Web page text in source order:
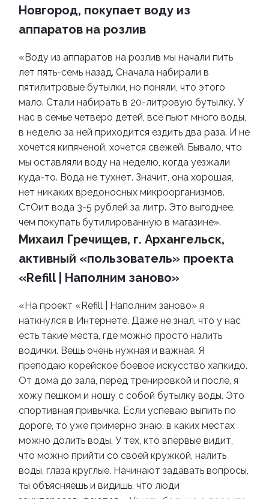
Новгород, покупает воду из
аппаратов на розлив
«Воду из аппаратов на розлив мы начали пить
лет пять-семь назад. Сначала набирали в
пятилитровые бутылки, но поняли, что этого
мало. Стали набирать в 20-литровую бутылку. У
нас в семье четверо детей, все пьют много воды,
в неделю за ней приходится ездить два раза. И не
хочется кипяченой, хочется свежей. Бывало, что
мы оставляли воду на неделю, когда уезжали
куда-то. Вода не тухнет. Значит, она хорошая,
нет никаких вредоносных микроорганизмов.
СтОит вода 3-5 рублей за литр. Это выгоднее,
чем покупать бутилированную в магазине».
Михаил Гречищев, г. Архангельск,
активный «пользователь» проекта
«Refill | Наполним заново»
«На проект «Refill | Наполним заново» я
наткнулся в Интернете. Даже не знал, что у нас
есть такие места, где можно просто налить
водички. Вещь очень нужная и важная. Я
преподаю корейское боевое искусство хапкидо.
От дома до зала, перед тренировкой и после, я
хожу пешком и ношу с собой бутылку воды. Это
спортивная привычка. Если успеваю выпить по
дороге, то уже примерно знаю, в каких местах
можно долить воды. У тех, кто впервые видит,
что можно прийти со своей кружкой, налить
воды, глаза круглые. Начинают задавать вопросы,
ты объясняешь и видишь, что люди